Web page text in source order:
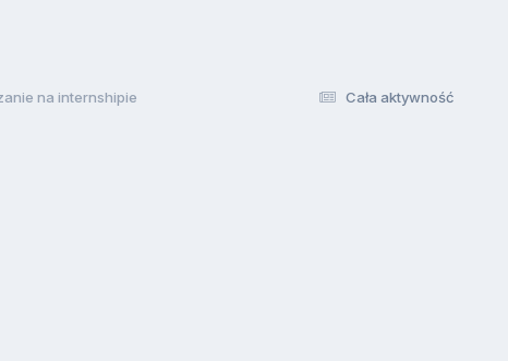
Cała aktywność
na internshipie